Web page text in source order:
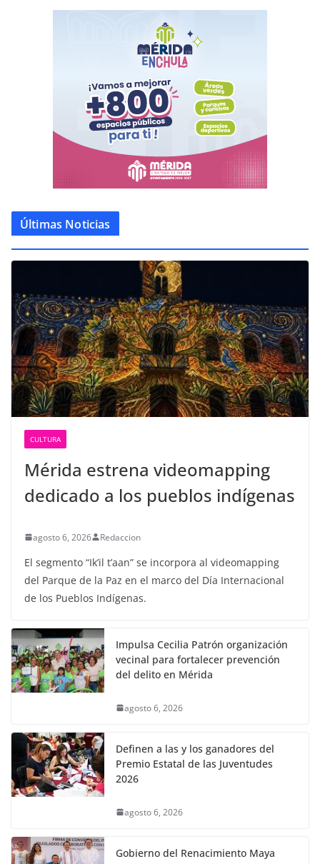
Últimas Noticias
CULTURA
Mérida estrena videomapping
dedicado a los pueblos indígenas
agosto 6, 2026 Redaccion
El segmento “Ik’il t’aan” se incorpora al videomapping
del Parque de la Paz en el marco del Día Internacional
de los Pueblos Indígenas.
Impulsa Cecilia Patrón organización
vecinal para fortalecer prevención
del delito en Mérida
agosto 6, 2026
Definen a las y los ganadores del
Premio Estatal de las Juventudes
2026
agosto 6, 2026
Gobierno del Renacimiento Maya